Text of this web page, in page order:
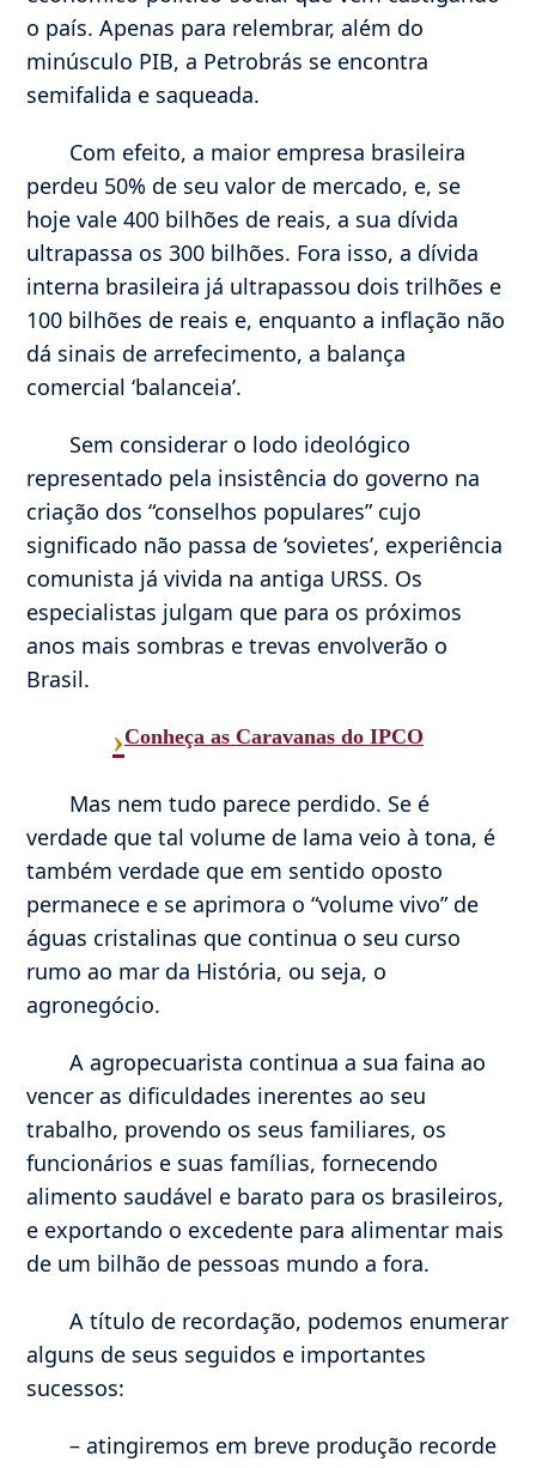
o país. Apenas para relembrar, além do
minúsculo PIB, a Petrobrás se encontra
semifalida e saqueada.
Com efeito, a maior empresa brasileira
perdeu 50% de seu valor de mercado, e, se
hoje vale 400 bilhões de reais, a sua dívida
ultrapassa os 300 bilhões. Fora isso, a dívida
interna brasileira já ultrapassou dois trilhões e
100 bilhões de reais e, enquanto a inflação não
dá sinais de arrefecimento, a balança
comercial ‘balanceia’.
Sem considerar o lodo ideológico
representado pela insistência do governo na
criação dos “conselhos populares” cujo
significado não passa de ‘sovietes’, experiência
comunista já vivida na antiga URSS. Os
especialistas julgam que para os próximos
anos mais sombras e trevas envolverão o
Brasil.
›Conheça as Caravanas do IPCO
Mas nem tudo parece perdido. Se é
verdade que tal volume de lama veio à tona, é
também verdade que em sentido oposto
permanece e se aprimora o “volume vivo” de
águas cristalinas que continua o seu curso
rumo ao mar da História, ou seja, o
agronegócio.
A agropecuarista continua a sua faina ao
vencer as dificuldades inerentes ao seu
trabalho, provendo os seus familiares, os
funcionários e suas famílias, fornecendo
alimento saudável e barato para os brasileiros,
e exportando o excedente para alimentar mais
de um bilhão de pessoas mundo a fora.
A título de recordação, podemos enumerar
alguns de seus seguidos e importantes
sucessos:
– atingiremos em breve produção recorde